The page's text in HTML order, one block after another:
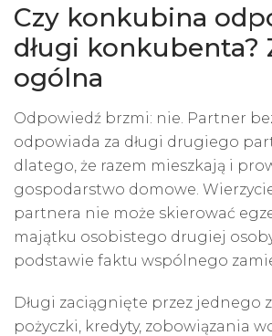
Czy konkubina
długi konkubenta?
ogólna
Odpowiedź brzmi: nie. Partner
odpowiada za długi drugiego
dlatego, że razem mieszkają i
gospodarstwo domowe.
partnera nie może skierować
majątku osobistego drugiej osoby
podstawie faktu wspólnego
Długi zaciągnięte przez jednego
pożyczki, kredyty, zobowiązania